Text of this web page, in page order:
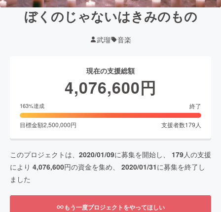
ぼくのじゃないはきみのもの
武瑠 音楽
現在の支援総額
4,076,600円
163%達成 終了
目標金額2,500,000円 支援者数179 人
このプロジェクトは、 2020/01/09に募集を開始し、 179人の支援
により 4,076,600円の資金を集め、 2020/01/31に募集を終了し
ました
もう一度プロジェクトをやってほしい